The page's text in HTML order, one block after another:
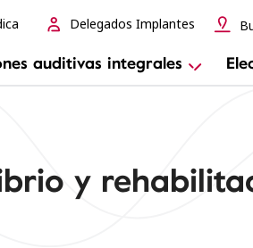
auditivas integrales
Delegados Implantes
y